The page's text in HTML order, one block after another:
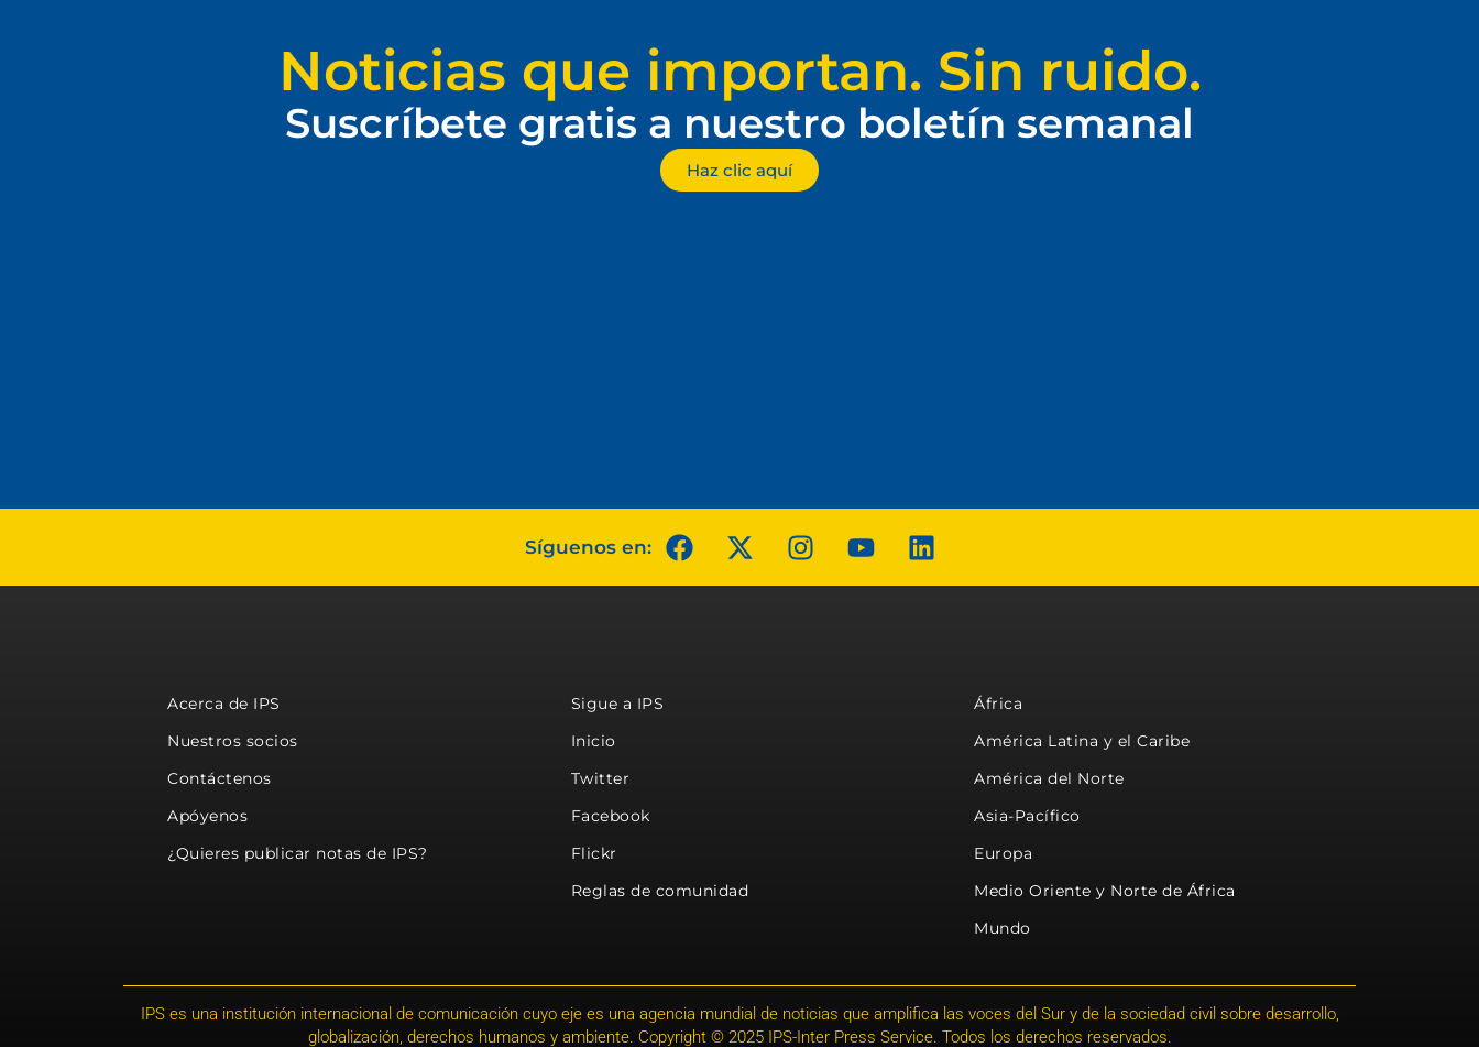
Noticias que importan. Sin ruido.
Suscríbete gratis a nuestro boletín semanal
Haz clic aquí
Síguenos en:
Acerca de IPS
Nuestros socios
Contáctenos
Apóyenos
¿Quieres publicar notas de IPS?
Sigue a IPS
Inicio
Twitter
Facebook
Flickr
Reglas de comunidad
África
América Latina y el Caribe
América del Norte
Asia-Pacífico
Europa
Medio Oriente y Norte de África
Mundo
IPS es una institución internacional de comunicación cuyo eje es una agencia mundial de noticias que amplifica las voces del Sur y de la sociedad civil sobre desarrollo,
globalización, derechos humanos y ambiente. Copyright © 2025 IPS-Inter Press Service. Todos los derechos reservados.